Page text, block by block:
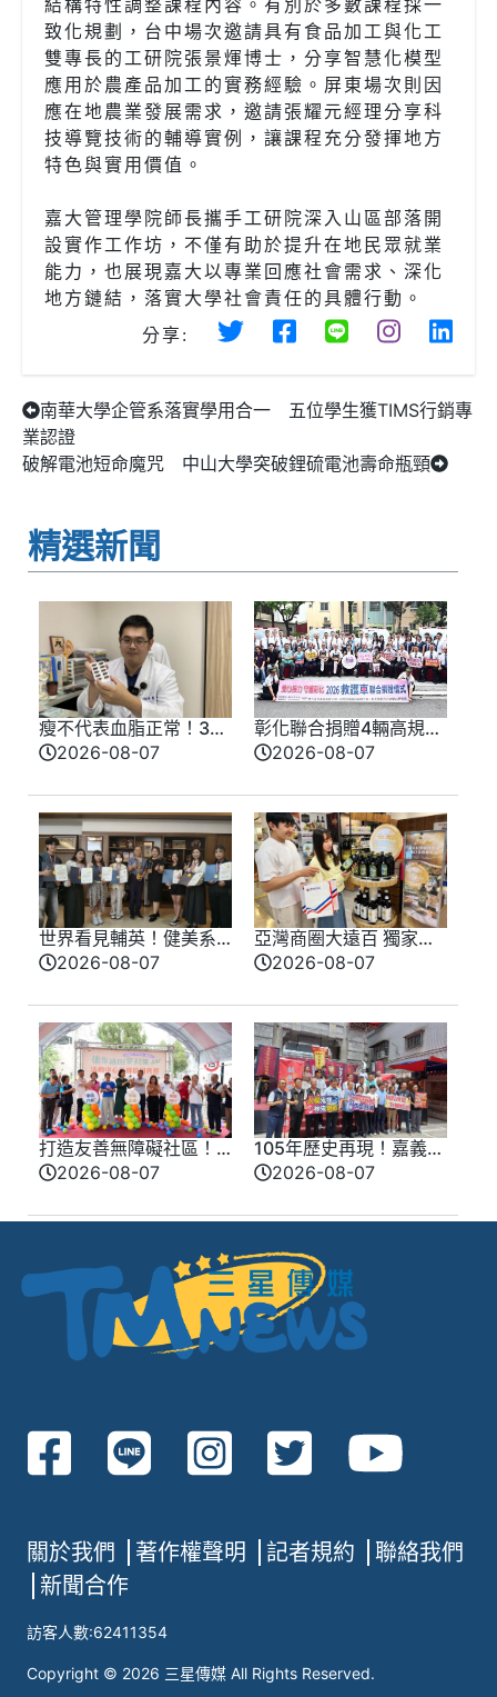
結構特性調整課程內容。有別於多數課程採一
致化規劃，台中場次邀請具有食品加工與化工
雙專長的工研院張景煇博士，分享智慧化模型
應用於農產品加工的實務經驗。屏東場次則因
應在地農業發展需求，邀請張耀元經理分享科
技導覽技術的輔導實例，讓課程充分發揮地方
特色與實用價值。
嘉大管理學院師長攜手工研院深入山區部落開
設實作工作坊，不僅有助於提升在地民眾就業
能力，也展現嘉大以專業回應社會需求、深化
地方鏈結，落實大學社會責任的具體行動。
分享:
南華大學企管系落實學用合一 五位學生獲TIMS行銷專
業認證
破解電池短命魔咒 中山大學突破鋰硫電池壽命瓶頸
精選新聞
瘦不代表血脂正常！30
多歲男三酸甘油脂飆破
2026-08-07
彰化聯合捐贈4輛高規格
救護車 首配全自動電動
2026-08-07
世界看見輔英！健美系
韓國勇奪四金 再升級培
2026-08-07
亞灣商圈大遠百 獨家販
售多款油品 民眾重新檢
2026-08-07
打造友善無障礙社區！
集集田寮社區活動中心
2026-08-07
105年歷史再現！嘉義城
隍夜巡串聯海內外宮廟
2026-08-07
關於我們 著作權聲明 記者規約
聯絡我們
新聞合作
訪客人數:62411354
Copyright © 2026 三星傳媒 All Rights Reserved.